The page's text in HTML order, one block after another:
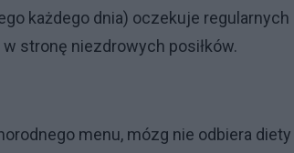
każdego dnia) oczekuje regularnych
stronę niezdrowych posiłków.
menu, mózg nie odbiera diety